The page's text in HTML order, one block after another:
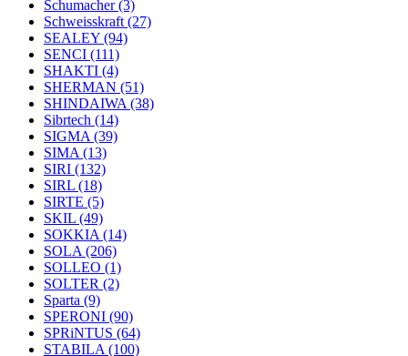
Schumacher(3)
Schweisskraft (27)
SEALEY (94)
SENCI (111)
SHAKTI (4)
SHERMAN (51)
SHINDAIWA (38)
Sibrtech (14)
SIGMA (39)
SIMA (13)
SIRI (132)
SIRL (18)
SIRTE (5)
SKIL (49)
SOKKIA (14)
SOLA (206)
SOLLEO (1)
SOLTER (2)
Sparta (9)
SPERONI (90)
SPRiNTUS (64)
STABILA (100)